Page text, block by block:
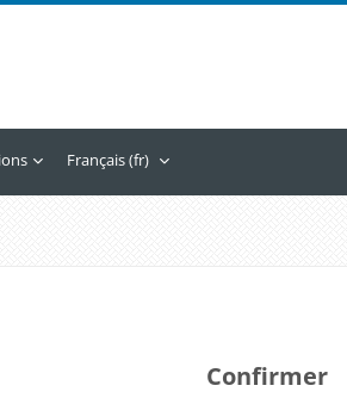
Français ‎(fr)‎
Confirmer